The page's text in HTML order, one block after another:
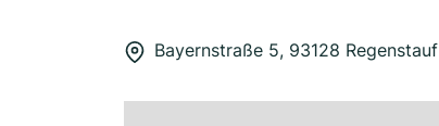
Bayernstraße 5, 93128 Regenstauf